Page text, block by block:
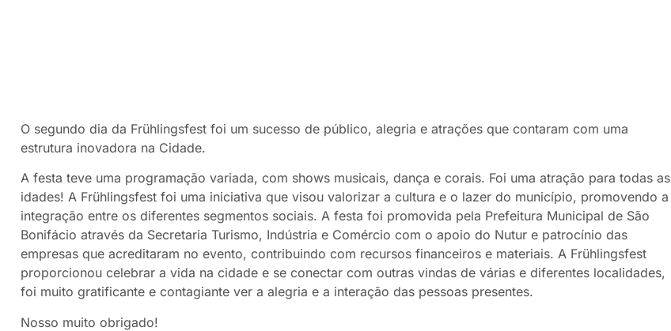
O segundo dia da Frühlingsfest foi um sucesso de público, alegria e atrações que contaram com uma
estrutura inovadora na Cidade.
A festa teve uma programação variada, com shows musicais, dança e corais. Foi uma atração para todas as
idades! A Frühlingsfest foi uma iniciativa que visou valorizar a cultura e o lazer do município, promovendo a
integração entre os diferentes segmentos sociais. A festa foi promovida pela Prefeitura Municipal de São
Bonifácio através da Secretaria Turismo, Indústria e Comércio com o apoio do Nutur e patrocínio das
empresas que acreditaram no evento, contribuindo com recursos financeiros e materiais. A Frühlingsfest
proporcionou celebrar a vida na cidade e se conectar com outras vindas de várias e diferentes localidades,
foi muito gratificante e contagiante ver a alegria e a interação das pessoas presentes.
Nosso muito obrigado!